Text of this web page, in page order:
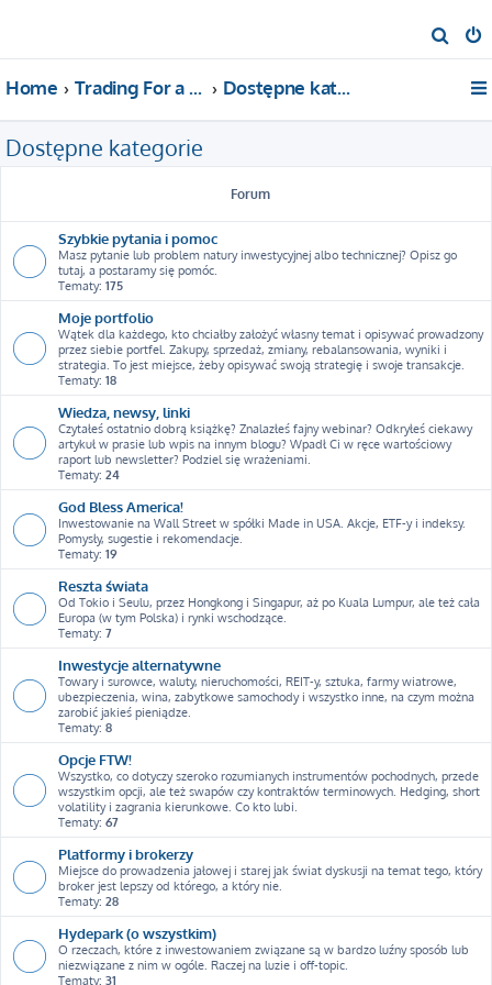
z
j
Home Trading For a Living Dostępne kategorie
Dostępne kategorie
Forum
Szybkie pytania i pomoc
Masz pytanie lub problem natury inwestycyjnej albo technicznej? Opisz go
tutaj, a postaramy się pomóc.
Tematy: 175
Moje portfolio
Wątek dla każdego, kto chciałby założyć własny temat i opisywać prowadzony
przez siebie portfel. Zakupy, sprzedaż, zmiany, rebalansowania, wyniki i
strategia. To jest miejsce, żeby opisywać swoją strategię i swoje transakcje.
Tematy: 18
Wiedza, newsy, linki
Czytałeś ostatnio dobrą książkę? Znalazłeś fajny webinar? Odkryłeś ciekawy
artykuł w prasie lub wpis na innym blogu? Wpadł Ci w ręce wartościowy
raport lub newsletter? Podziel się wrażeniami.
Tematy: 24
God Bless America!
Inwestowanie na Wall Street w spółki Made in USA. Akcje, ETF-y i indeksy.
Pomysły, sugestie i rekomendacje.
Tematy: 19
Reszta świata
Od Tokio i Seulu, przez Hongkong i Singapur, aż po Kuala Lumpur, ale też cała
Europa (w tym Polska) i rynki wschodzące.
Tematy: 7
Inwestycje alternatywne
Towary i surowce, waluty, nieruchomości, REIT-y, sztuka, farmy wiatrowe,
ubezpieczenia, wina, zabytkowe samochody i wszystko inne, na czym można
zarobić jakieś pieniądze.
Tematy: 8
Opcje FTW!
Wszystko, co dotyczy szeroko rozumianych instrumentów pochodnych, przede
wszystkim opcji, ale też swapów czy kontraktów terminowych. Hedging, short
volatility i zagrania kierunkowe. Co kto lubi.
Tematy: 67
Platformy i brokerzy
Miejsce do prowadzenia jałowej i starej jak świat dyskusji na temat tego, który
broker jest lepszy od którego, a który nie.
Tematy: 28
Hydepark (o wszystkim)
O rzeczach, które z inwestowaniem związane są w bardzo luźny sposób lub
niezwiązane z nim w ogóle. Raczej na luzie i off-topic.
Tematy: 31